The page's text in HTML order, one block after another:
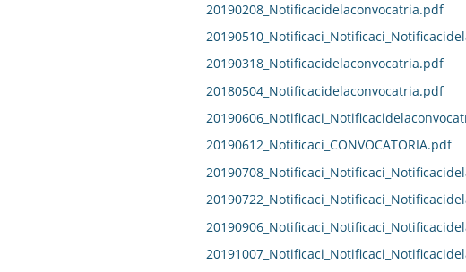
20190208_Notificacidelaconvocatria.pdf
20190318_Notificacidelaconvocatria.pdf
20180504_Notificacidelaconvocatria.pdf
20190612_Notificaci_CONVOCATORIA.pdf